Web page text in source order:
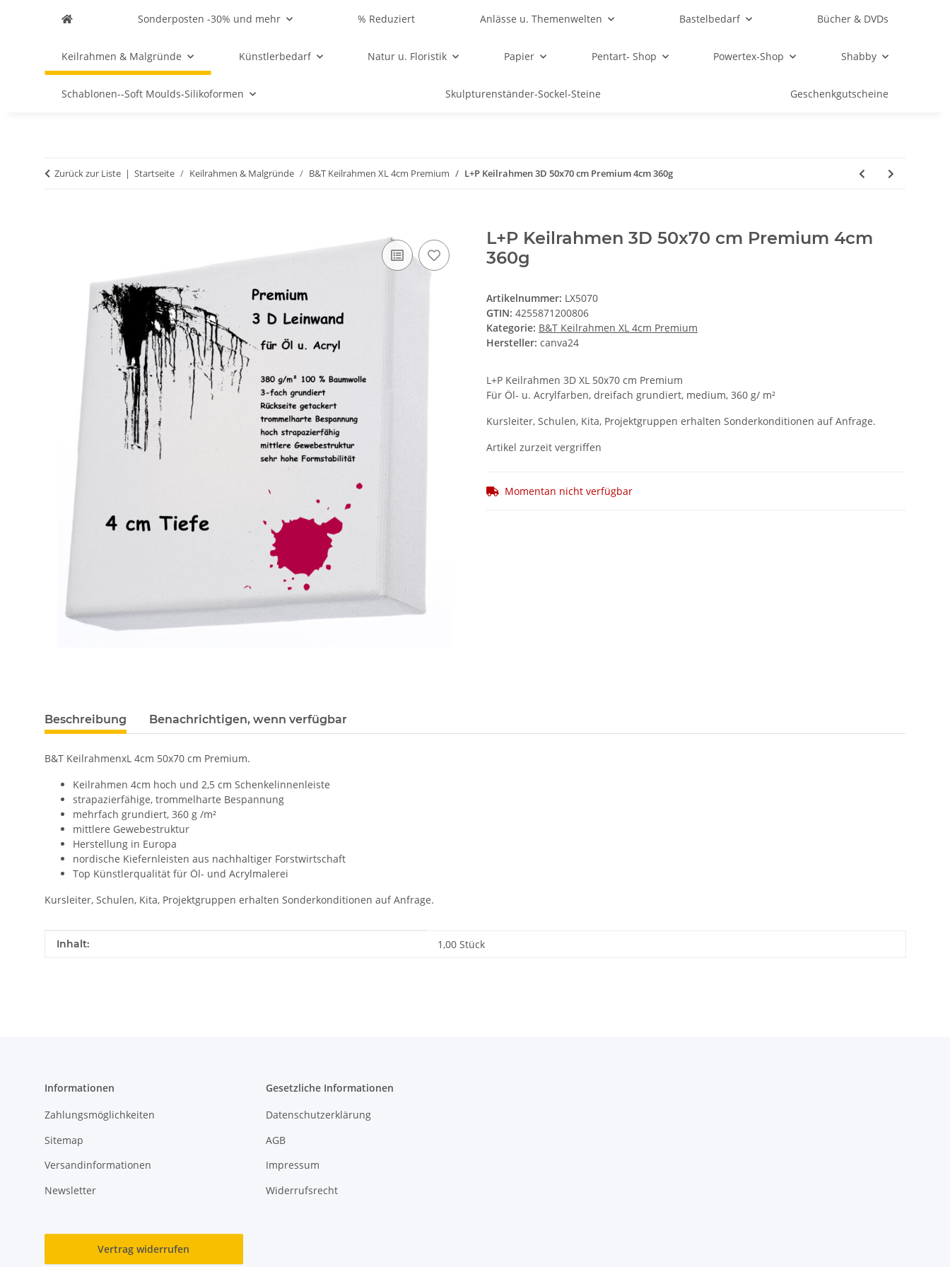
Sonderposten -30% und mehr % Reduziert Anlässe u. Themenwelten Bastelbedarf Bücher & DVDs
Keilrahmen & Malgründe Künstlerbedarf Natur u. Floristik Papier Pentart- Shop Powertex-Shop Shabby
Schablonen--Soft Moulds-Silikoformen Skulpturenständer-Sockel-Steine Geschenkgutscheine
Zurück zur Liste Startseite Keilrahmen & Malgründe B&T Keilrahmen XL 4cm Premium L+P Keilrahmen 3D 50x70 cm Premium 4cm 360g
L+P Keilrahmen 3D 50x70 cm Premium 4cm
360g
Artikelnummer: LX5070
GTIN: 4255871200806
Kategorie: B&T Keilrahmen XL 4cm Premium
Hersteller: canva24
L+P Keilrahmen 3D XL 50x70 cm Premium
Für Öl- u. Acrylfarben, dreifach grundiert, medium, 360 g/ m²
Kursleiter, Schulen, Kita, Projektgruppen erhalten Sonderkonditionen auf Anfrage.
Artikel zurzeit vergriffen
Momentan nicht verfügbar
Beschreibung Benachrichtigen, wenn verfügbar
B&T KeilrahmenxL 4cm 50x70 cm Premium.
Keilrahmen 4cm hoch und 2,5 cm Schenkelinnenleiste
strapazierfähige, trommelharte Bespannung
mehrfach grundiert, 360 g /m²
mittlere Gewebestruktur
Herstellung in Europa
nordische Kiefernleisten aus nachhaltiger Forstwirtschaft
Top Künstlerqualität für Öl- und Acrylmalerei
Kursleiter, Schulen, Kita, Projektgruppen erhalten Sonderkonditionen auf Anfrage.
Produkteigenschaft
Wert
Inhalt: 1,00 Stück
Informationen
Zahlungsmöglichkeiten
Sitemap
Versandinformationen
Newsletter
Gesetzliche Informationen
Datenschutzerklärung
AGB
Impressum
Widerrufsrecht
Vertrag widerrufen